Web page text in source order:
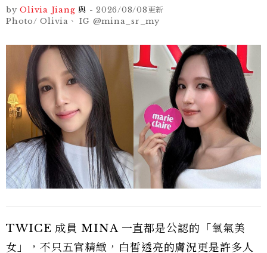
by Olivia Jiang 與 - 2026/08/08更新
Photo/ Olivia、 IG @mina_sr_my
TWICE 成員 MINA 一直都是公認的「氧氣美
女」，不只五官精緻，白皙透亮的膚況更是許多人